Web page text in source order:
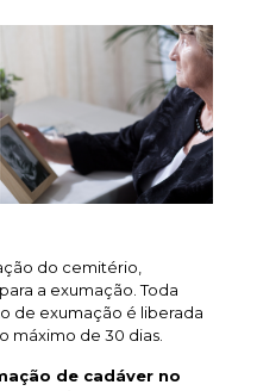
do cemitério,
a exumação. Toda
de exumação é liberada
máximo de 30 dias.
de cadáver no